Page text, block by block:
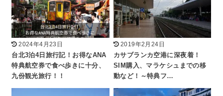
2024年4月23日
台北3泊4日旅行記！お得なANA
特典航空券で食べ歩きに十分、
九份観光旅行！！
2019年2月24日
カサブランカ空港に深夜着！
SIM購入、マラケシュまでの移
動など！～特典フ…